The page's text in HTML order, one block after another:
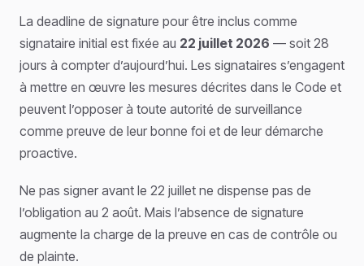
La deadline de signature pour être inclus comme
signataire initial est fixée au 22 juillet 2026 — soit 28
jours à compter d’aujourd’hui. Les signataires s’engagent
à mettre en œuvre les mesures décrites dans le Code et
peuvent l’opposer à toute autorité de surveillance
comme preuve de leur bonne foi et de leur démarche
proactive.
Ne pas signer avant le 22 juillet ne dispense pas de
l’obligation au 2 août. Mais l’absence de signature
augmente la charge de la preuve en cas de contrôle ou
de plainte.